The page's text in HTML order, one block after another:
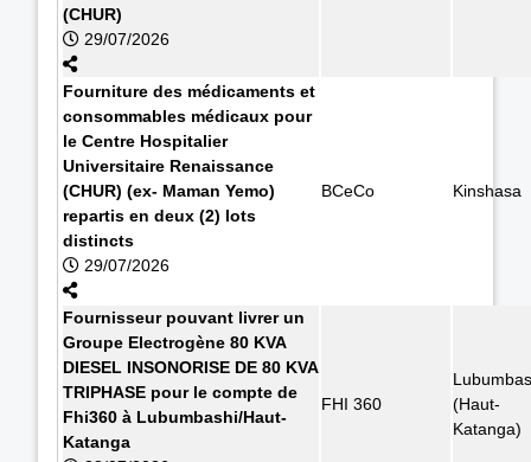
(CHUR)
29/07/2026
Fourniture des médicaments et
consommables médicaux pour
le Centre Hospitalier
Universitaire Renaissance
(CHUR) (ex- Maman Yemo)
repartis en deux (2) lots
distincts
29/07/2026
BCeCo Kinshasa
Fournisseur pouvant livrer un
Groupe Electrogène 80 KVA
DIESEL INSONORISE DE 80 KVA
TRIPHASE pour le compte de
Fhi360 à Lubumbashi/Haut-
Katanga
FHI 360
(Haut-
Katanga)